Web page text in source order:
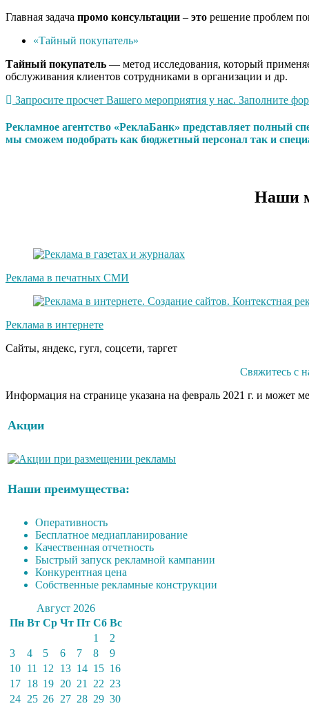
Главная задача промо консультации – это решение проблем
«Тайный покупатель»
Тайный покупатель — метод исследования, который
обслуживания клиентов сотрудниками в организации и др.
Запросите просчет Вашего мероприятия у нас. Заполните
Рекламное агентство «РеклаБанк» представляет
мы сможем подобрать как бюджетный персонал так и
Наши
Реклама в печатных СМИ
Реклама в интернете
Сайты, яндекс, гугл, соцсети, таргет
Свяжитесь с
Информация на странице указана на февраль 2021 г. и может
Акции
Наши преимущества:
Оперативность
Бесплатное медиапланирование
Качественная отчетность
Быстрый запуск рекламной кампании
Конкурентная цена
Собственные рекламные конструкции
Август 2026
Пн Вт Ср Чт Пт Сб Вс
1
2
3
4 5 6 7 8
9
10 11 12 13 14 15 16
17 18 19 20 21 22 23
24 25 26 27 28 29 30